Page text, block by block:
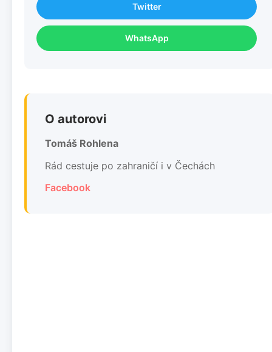
Twitter
WhatsApp
O autorovi
Tomáš Rohlena
Rád cestuje po zahraničí i v Čechách
Facebook